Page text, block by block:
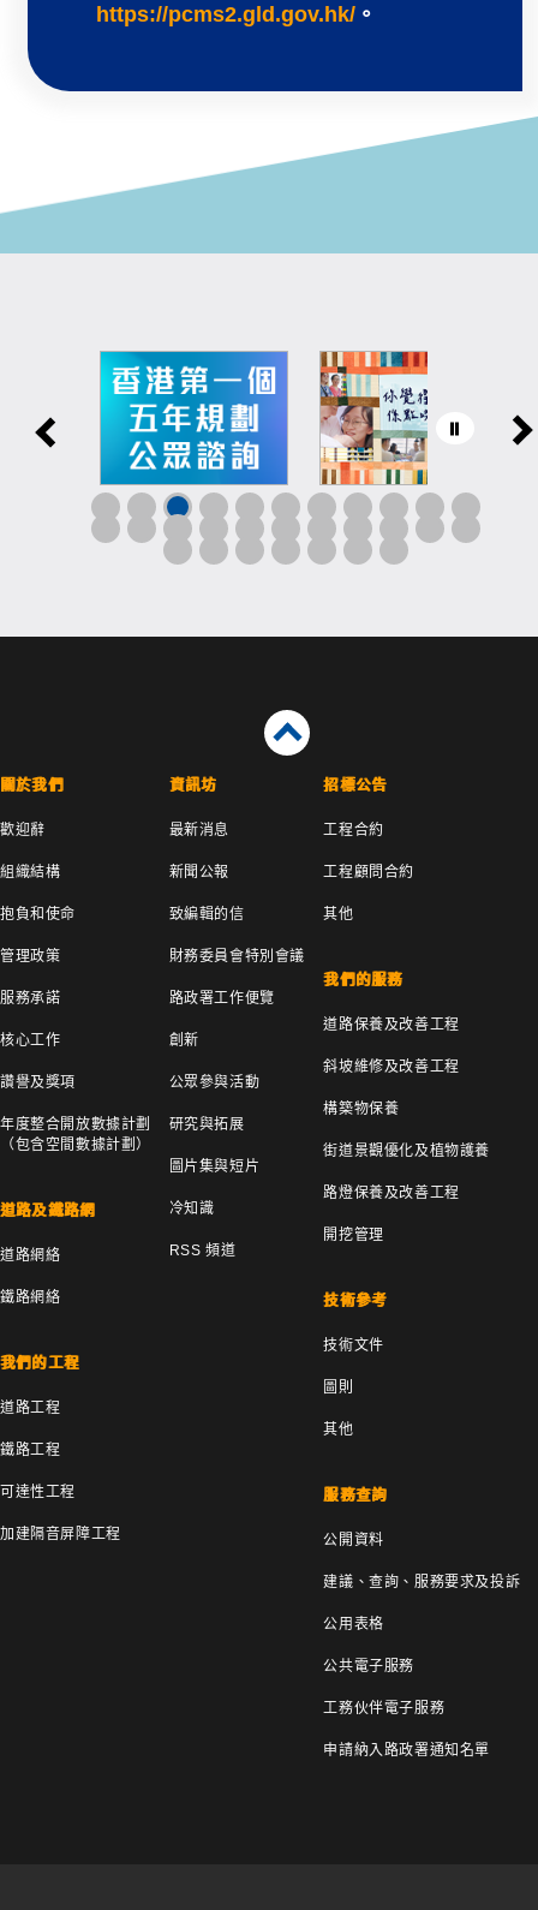
https://pcms2.gld.gov.hk/ 。
關於我們
歡迎辭
組織結構
抱負和使命
管理政策
服務承諾
核心工作
讚譽及獎項
年度整合開放數據計劃
（包含空間數據計劃）
道路及鐵路網
道路網絡
鐵路網絡
我們的工程
道路工程
鐵路工程
可達性工程
加建隔音屏障工程
資訊坊
最新消息
新聞公報
致編輯的信
財務委員會特別會議
路政署工作便覽
創新
公眾參與活動
研究與拓展
圖片集與短片
冷知識
RSS 頻道
招標公告
工程合約
工程顧問合約
其他
我們的服務
道路保養及改善工程
斜坡維修及改善工程
構築物保養
街道景觀優化及植物護養
路燈保養及改善工程
開挖管理
技術參考
技術文件
圖則
其他
服務查詢
公開資料
建議、查詢、服務要求及投訴
公用表格
公共電子服務
工務伙伴電子服務
申請納入路政署通知名單